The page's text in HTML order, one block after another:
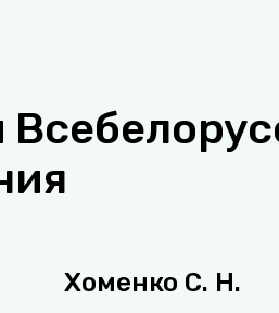
Хоменко С. Н.